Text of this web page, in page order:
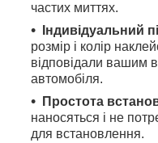
частих миттях.
Індивідуальний
розмір і колір
відповідали вашим
автомобіля.
Простота
наносяться і не
для встановлення.